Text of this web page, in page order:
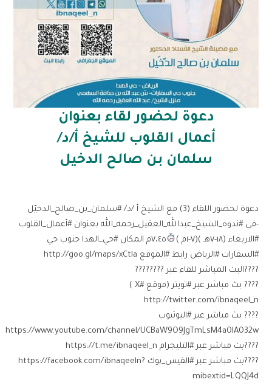
دعوة لحضور لقاء بعنوان
أعمال القلوب للشيخ أ/د/
سلمان بن صالح الدخيل
دعوة لحضور اللقاء (3) مع الشيخ أ /د/ #سلمان_بن_صالح_الدخيّل
-في #ندوه_الشيخ_عبدالله_العقيل_رحمه_الله بعنوان #أعمال_القلوب
#الاربعاء ⁧(١٨-٧هـ )(٧-١م )
٧،٤٥م المكان #حي_الهدا جنوب حي
#السفارات #الرياض رابط #الموقع http://goo.gl/maps/xCtla
????البث المباشر للقاء عبر ????????
???? بث مباشر عبر #تويتر (موقع #X )
http://twitter.com/ibnaqeel_n
???? بث مباشر عبر #اليوتيوب
https://www.youtube.com/channel/UCBaW9O9JgTmLsM4a0lA032w
????بث مباشر عبر #التليجرام ‏https://t.me/ibnaqeel_n
????بث مباشر عبر #الفيس_بوك ‏https://facebook.com/ibnaqeeln?
mibextid=LQQJ4d ⁩